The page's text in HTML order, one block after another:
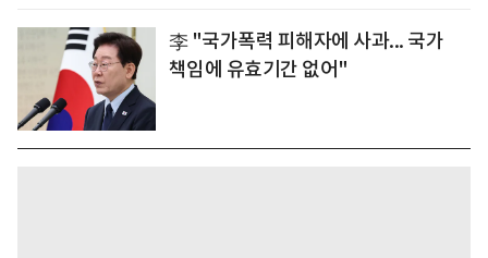
李 "국가폭력 피해자에 사과... 국가
책임에 유효기간 없어"